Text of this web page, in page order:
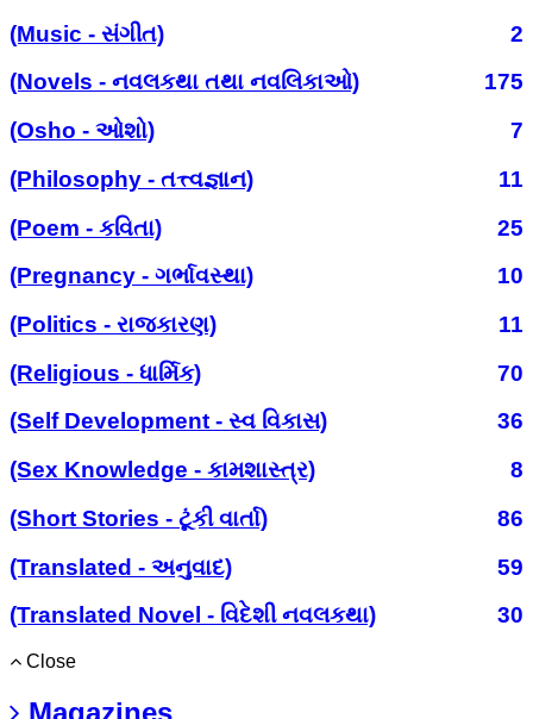
(Music - સંગીત)
2
(Novels - નવલકથા તથા નવલિકાઓ)
175
(Osho - ઓશો)
7
(Philosophy - તત્ત્વજ્ઞાન)
11
(Poem - કવિતા)
25
(Pregnancy - ગર્ભાવસ્થા)
10
(Politics - રાજકારણ)
11
(Religious - ધાર્મિક)
70
(Self Development - સ્વ વિકાસ)
36
(Sex Knowledge - કામશાસ્ત્ર)
8
(Short Stories - ટૂંકી વાર્તા)
86
(Translated - અનુવાદ)
59
(Translated Novel - વિદેશી નવલકથા)
30
Close
Magazines